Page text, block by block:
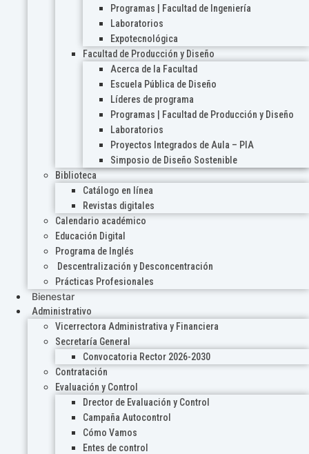
Programas | Facultad de Ingeniería
Laboratorios
Expotecnológica
Facultad de Producción y Diseño
Acerca de la Facultad
Escuela Pública de Diseño
Líderes de programa
Programas | Facultad de Producción y Diseño
Laboratorios
Proyectos Integrados de Aula – PIA
Simposio de Diseño Sostenible
Biblioteca
Catálogo en línea
Revistas digitales
Calendario académico
Educación Digital
Programa de Inglés
Descentralización y Desconcentración
Prácticas Profesionales
Bienestar
Administrativo
Vicerrectora Administrativa y Financiera
Secretaría General
Convocatoria Rector 2026-2030
Contratación
Evaluación y Control
Drector de Evaluación y Control
Campaña Autocontrol
Cómo Vamos
Entes de control